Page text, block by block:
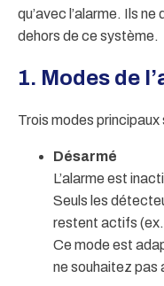
qu’avec l’alarme. Ils
dehors de ce système.
1. Modes de
Trois modes principaux
Désarmé
L’alarme est
Seuls les
restent actifs
Ce mode est
ne souhaitez pas